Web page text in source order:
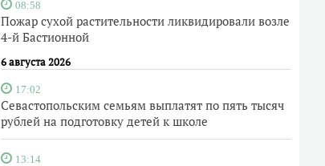
08:58
Пожар сухой растительности ликвидировали возле
4-й Бастионной
6 августа 2026
17:02
Севастопольским семьям выплатят по пять тысяч
рублей на подготовку детей к школе
13:14